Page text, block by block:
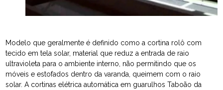
Modelo que geralmente é definido como a cortina rolô com
tecido em tela solar, material que reduz a entrada de raio
ultravioleta para o ambiente interno, não permitindo que os
móveis e estofados dentro da varanda, queimem com o raio
solar. A cortinas elétrica automática em guarulhos Taboão da